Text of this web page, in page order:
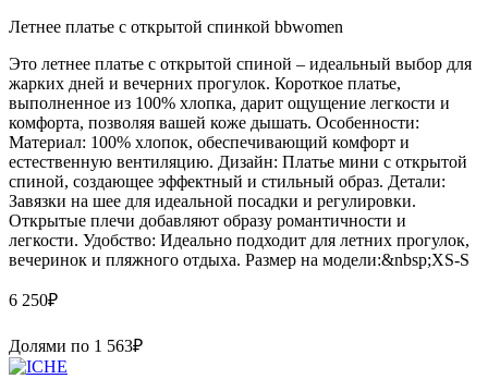
Летнее платье с открытой спинкой bbwomen
Это летнее платье с открытой спиной – идеальный выбор для
жарких дней и вечерних прогулок. Короткое платье,
выполненное из 100% хлопка, дарит ощущение легкости и
комфорта, позволяя вашей коже дышать. Особенности:
Материал: 100% хлопок, обеспечивающий комфорт и
естественную вентиляцию. Дизайн: Платье мини с открытой
спиной, создающее эффектный и стильный образ. Детали:
Завязки на шее для идеальной посадки и регулировки.
Открытые плечи добавляют образу романтичности и
легкости. Удобство: Идеально подходит для летних прогулок,
вечеринок и пляжного отдыха. Размер на модели:&nbsp;XS-S
6 250₽
Долями по 1 563₽